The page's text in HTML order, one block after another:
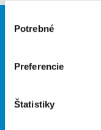
súhlasu
Potrebné
Preferencie
Štatistiky
Brigádnici
Hľadané brigády
O portáli